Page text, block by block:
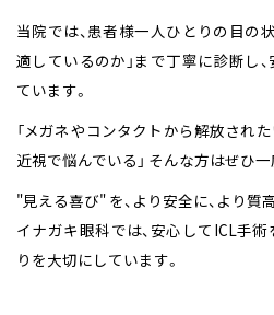
当院では、患者様一人ひとりの目の
適しているのか」まで丁寧に診断し
ています。
「メガネやコンタクトから解放された
近視で悩んでいる」 そんな方はぜひ
"見える喜び" を、より安全に、より質高
イナガキ眼科では、安心してICL手
りを大切にしています。